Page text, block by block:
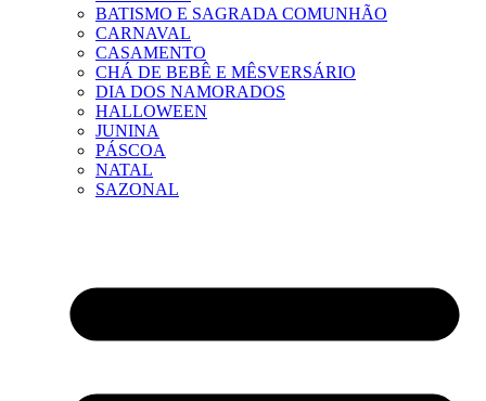
BATISMO E SAGRADA COMUNHÃO
CARNAVAL
CASAMENTO
CHÁ DE BEBÊ E MÊSVERSÁRIO
DIA DOS NAMORADOS
HALLOWEEN
JUNINA
PÁSCOA
NATAL
SAZONAL